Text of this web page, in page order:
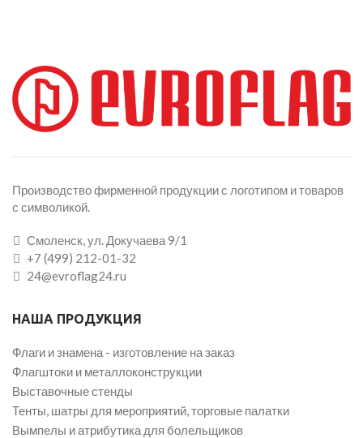
Производство фирменной продукции с логотипом и товаров
с символикой.
Смоленск, ул. Докучаева 9/1
+7 (499) 212-01-32
24@evroflag24.ru
НАША ПРОДУКЦИЯ
Флаги и знамена - изготовление на заказ
Флагштоки и металлоконструкции
Выставочные стенды
Тенты, шатры для мероприятий, торговые палатки
Вымпелы и атрибутика для болельщиков